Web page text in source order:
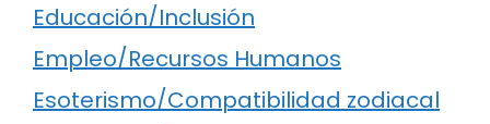
Educación/Inclusión
Empleo/Recursos Humanos
Esoterismo/Compatibilidad zodiacal